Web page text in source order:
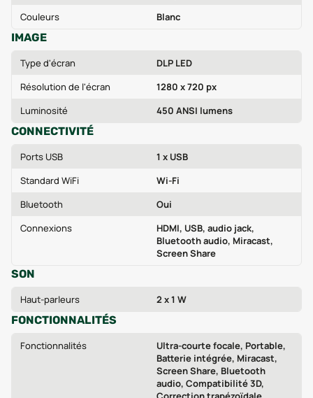
Couleurs
Blanc
IMAGE
Type d'écran
DLP LED
Résolution de l'écran
1280 x 720 px
Luminosité
450 ANSI lumens
CONNECTIVITÉ
Ports USB
1 x USB
Standard WiFi
Wi-Fi
Bluetooth
Oui
Connexions
HDMI, USB, audio jack,
Bluetooth audio, Miracast,
Screen Share
SON
Haut-parleurs 2 x 1 W
FONCTIONNALITÉS
Fonctionnalités
Ultra-courte focale, Portable,
Batterie intégrée, Miracast,
Screen Share, Bluetooth
audio, Compatibilité 3D,